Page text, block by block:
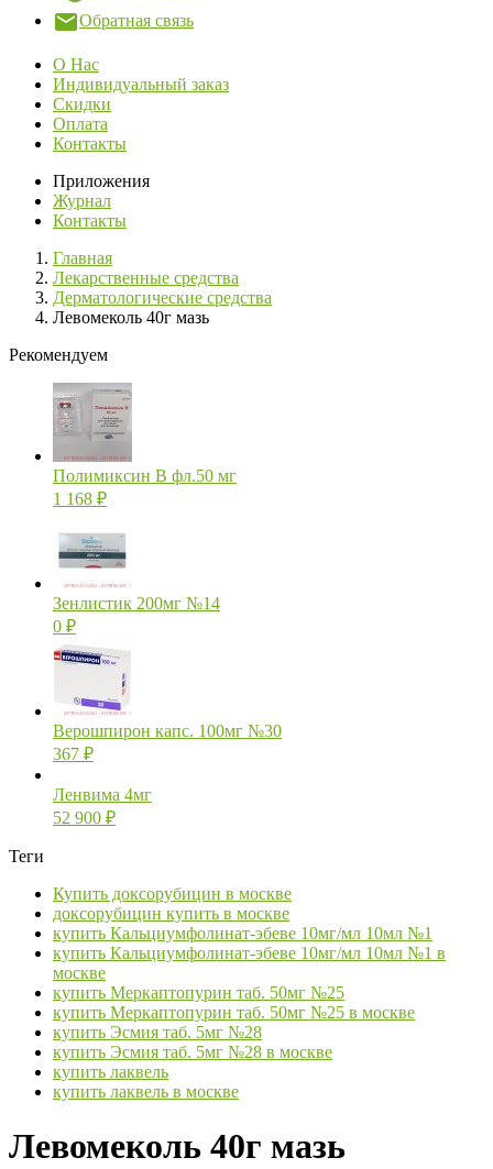
Обратная связь
О Нас
Индивидуальный заказ
Скидки
Оплата
Контакты
Приложения
Журнал
Контакты
Главная
Лекарственные средства
Дерматологические средства
Левомеколь 40г мазь
Рекомендуем
Полимиксин В фл.50 мг
1 168 ₽
Зенлистик 200мг №14
0 ₽
Верошпирон капс. 100мг №30
367 ₽
Ленвима 4мг
52 900 ₽
Теги
Купить доксорубицин в москве
доксорубицин купить в москве
купить Кальциумфолинат-эбеве 10мг/мл 10мл №1
купить Кальциумфолинат-эбеве 10мг/мл 10мл №1 в
москве
купить Меркаптопурин таб. 50мг №25
купить Меркаптопурин таб. 50мг №25 в москве
купить Эсмия таб. 5мг №28
купить Эсмия таб. 5мг №28 в москве
купить лаквель
купить лаквель в москве
Левомеколь 40г мазь